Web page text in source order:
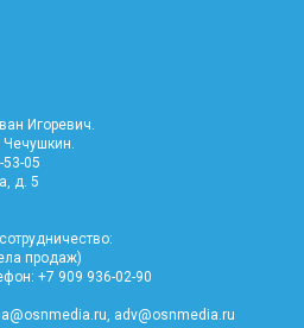
Игоревич.
05
д. 5
продаж)
+7 909 936-02-90
adv@osnmedia.ru